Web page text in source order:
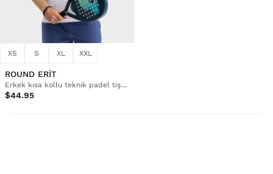
XS S XL XXL
ROUND ERIT
Erkek kısa kollu teknik padel tişört
$44.95